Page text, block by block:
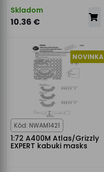
Skladom
10.36 €
NOVINKA
Kód: NWAM1421
1:72 A400M Atlas/Grizzly
EXPERT kabuki masks